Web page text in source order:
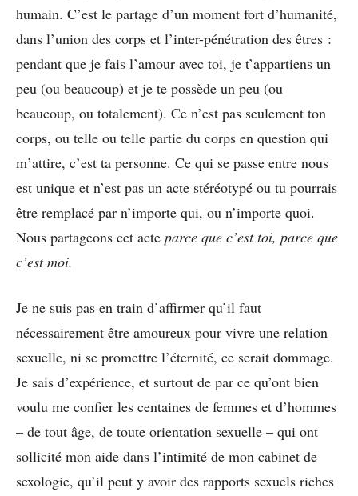
humain. C’est le partage d’un moment fort d’humanité,
dans l’union des corps et l’inter-pénétration des êtres :
pendant que je fais l’amour avec toi, je t’appartiens un
peu (ou beaucoup) et je te possède un peu (ou
beaucoup, ou totalement). Ce n’est pas seulement ton
corps, ou telle ou telle partie du corps en question qui
m’attire, c’est ta personne. Ce qui se passe entre nous
est unique et n’est pas un acte stéréotypé ou tu pourrais
être remplacé par n’importe qui, ou n’importe quoi.
Nous partageons cet acte parce que c’est toi, parce que
c’est moi.
Je ne suis pas en train d’affirmer qu’il faut
nécessairement être amoureux pour vivre une relation
sexuelle, ni se promettre l’éternité, ce serait dommage.
Je sais d’expérience, et surtout de par ce qu’ont bien
voulu me confier les centaines de femmes et d’hommes
– de tout âge, de toute orientation sexuelle – qui ont
sollicité mon aide dans l’intimité de mon cabinet de
sexologie, qu’il peut y avoir des rapports sexuels riches